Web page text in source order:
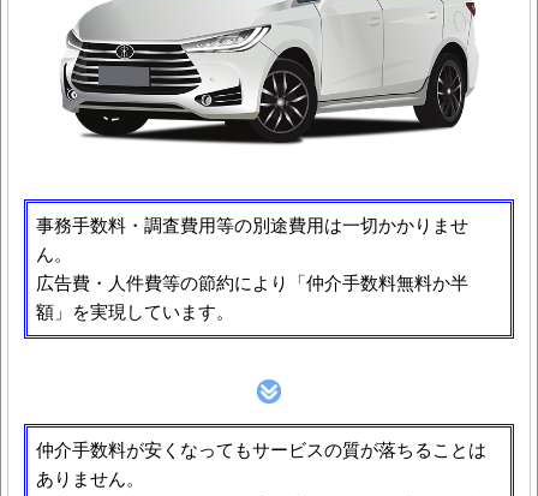
事務手数料・調査費用等の別途費用は一切かかりませ
ん。
広告費・人件費等の節約により「仲介手数料無料か半
額」を実現しています。
仲介手数料が安くなってもサービスの質が落ちることは
ありません。